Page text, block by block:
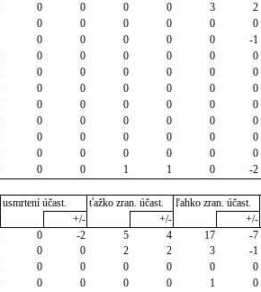
0 0 0 0 3 2
0 0 0 0 0 0
0 0 0 0 0 -1
0 0 0 0 0 0
0 0 0 0 0 0
0 0 0 0 0 0
0 0 0 0 0 0
0 0 0 0 0 0
0 0 0 0 0 0
0 0 0 0 0 0
0 0 1 1 0 -2
usmrtení účast. ťažko zran. účast. ľahko zran. účast.
+/- +/- +/-
0 -2 5 4 17 -7
0 0 2 2 3 -1
0 0 0 0 0 0
0 0 0 0 1 0